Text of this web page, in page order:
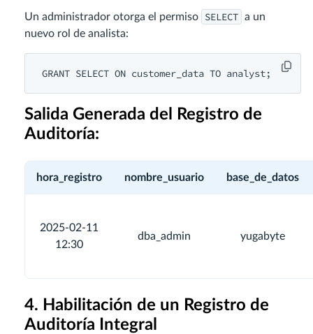
Un administrador otorga el permiso SELECT a un
nuevo rol de analista:
GRANT SELECT ON customer_data TO analyst;
Salida Generada del Registro de
Auditoría:
hora_registro nombre_usuario base_de_datos
2025-02-11
12:30
dba_admin yugabyte
4. Habilitación de un Registro de
Auditoría Integral